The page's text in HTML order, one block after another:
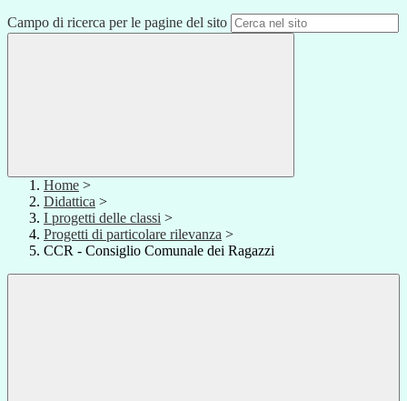
Campo di ricerca per le pagine del sito
Home >
Didattica >
I progetti delle classi >
Progetti di particolare rilevanza >
CCR - Consiglio Comunale dei Ragazzi